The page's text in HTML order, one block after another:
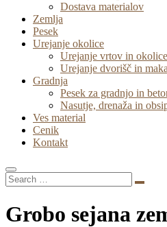
Dostava materialov
Zemlja
Pesek
Urejanje okolice
Urejanje vrtov in okolice
Urejanje dvorišč in
Gradnja
Pesek za gradnjo in
Nasutje, drenaža in
Ves material
Cenik
Kontakt
Grobo sejana